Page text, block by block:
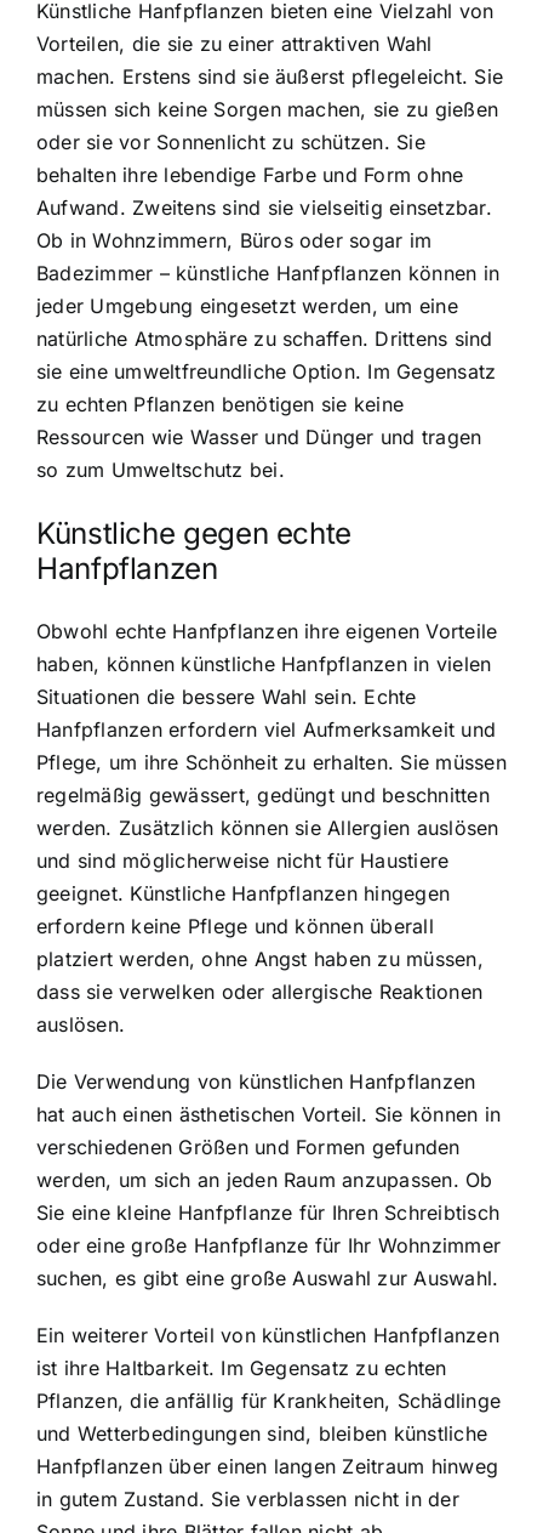
Künstliche Hanfpflanzen bieten eine Vielzahl von
Vorteilen, die sie zu einer attraktiven Wahl
machen. Erstens sind sie äußerst pflegeleicht. Sie
müssen sich keine Sorgen machen, sie zu gießen
oder sie vor Sonnenlicht zu schützen. Sie
behalten ihre lebendige Farbe und Form ohne
Aufwand. Zweitens sind sie vielseitig einsetzbar.
Ob in Wohnzimmern, Büros oder sogar im
Badezimmer – künstliche Hanfpflanzen können in
jeder Umgebung eingesetzt werden, um eine
natürliche Atmosphäre zu schaffen. Drittens sind
sie eine umweltfreundliche Option. Im Gegensatz
zu echten Pflanzen benötigen sie keine
Ressourcen wie Wasser und Dünger und tragen
so zum Umweltschutz bei.
Künstliche gegen echte
Hanfpflanzen
Obwohl echte Hanfpflanzen ihre eigenen Vorteile
haben, können künstliche Hanfpflanzen in vielen
Situationen die bessere Wahl sein. Echte
Hanfpflanzen erfordern viel Aufmerksamkeit und
Pflege, um ihre Schönheit zu erhalten. Sie müssen
regelmäßig gewässert, gedüngt und beschnitten
werden. Zusätzlich können sie Allergien auslösen
und sind möglicherweise nicht für Haustiere
geeignet. Künstliche Hanfpflanzen hingegen
erfordern keine Pflege und können überall
platziert werden, ohne Angst haben zu müssen,
dass sie verwelken oder allergische Reaktionen
auslösen.
Die Verwendung von künstlichen Hanfpflanzen
hat auch einen ästhetischen Vorteil. Sie können in
verschiedenen Größen und Formen gefunden
werden, um sich an jeden Raum anzupassen. Ob
Sie eine kleine Hanfpflanze für Ihren Schreibtisch
oder eine große Hanfpflanze für Ihr Wohnzimmer
suchen, es gibt eine große Auswahl zur Auswahl.
Ein weiterer Vorteil von künstlichen Hanfpflanzen
ist ihre Haltbarkeit. Im Gegensatz zu echten
Pflanzen, die anfällig für Krankheiten, Schädlinge
und Wetterbedingungen sind, bleiben künstliche
Hanfpflanzen über einen langen Zeitraum hinweg
in gutem Zustand. Sie verblassen nicht in der